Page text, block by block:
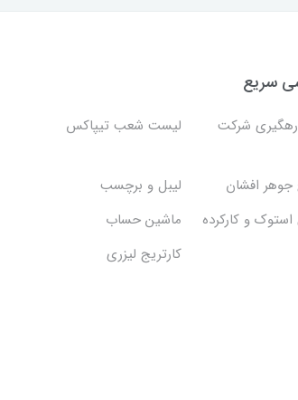
سریع
رهگیری شرکت
لیست شعب تیپاکس
جوهر افشان
لیبل و برچسب
استوک و کارکرده
ماشین حساب
کارتریج لیزری